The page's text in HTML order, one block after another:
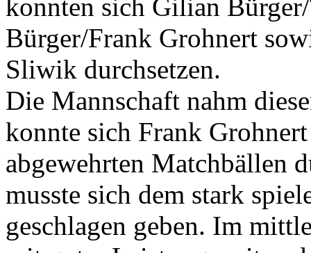
konnten sich Gilian
Bürger/Frank Grohnert
Sliwik durchsetzen.
Die Mannschaft nahm
konnte sich Frank
abgewehrten Matchbällen
musste sich dem stark
geschlagen geben. Im